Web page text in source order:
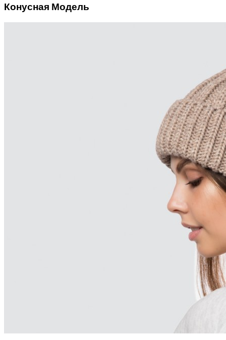
Конусная Модель